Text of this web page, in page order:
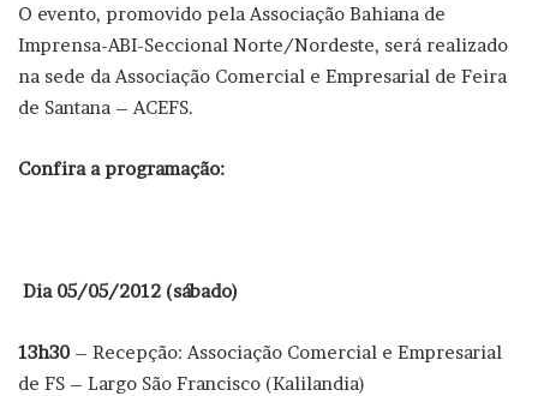
O evento, promovido pela Associação Bahiana de
Imprensa-ABI-Seccional Norte/Nordeste, será realizado
na sede da Associação Comercial e Empresarial de Feira
de Santana – ACEFS.
Confira a programação:
Dia 05/05/2012 (sábado)
13h30 – Recepção: Associação Comercial e Empresarial
de FS – Largo São Francisco (Kalilandia)